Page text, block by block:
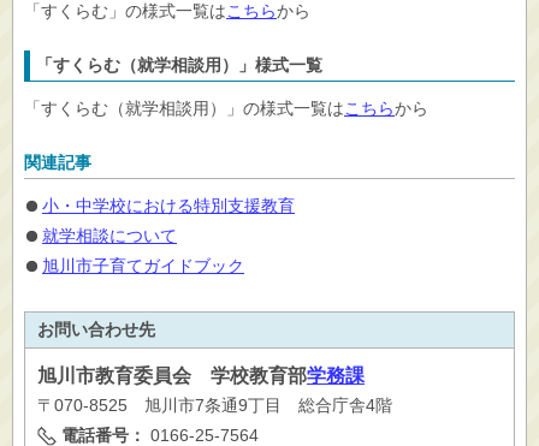
「すくらむ」の様式一覧はこちらから
「すくらむ（就学相談用）」様式一覧
「すくらむ（就学相談用）」の様式一覧はこちらから
関連記事
小・中学校における特別支援教育
就学相談について
旭川市子育てガイドブック
お問い合わせ先
旭川市教育委員会 学校教育部学務課
〒070-8525 旭川市7条通9丁目 総合庁舎4階
電話番号： 0166-25-7564